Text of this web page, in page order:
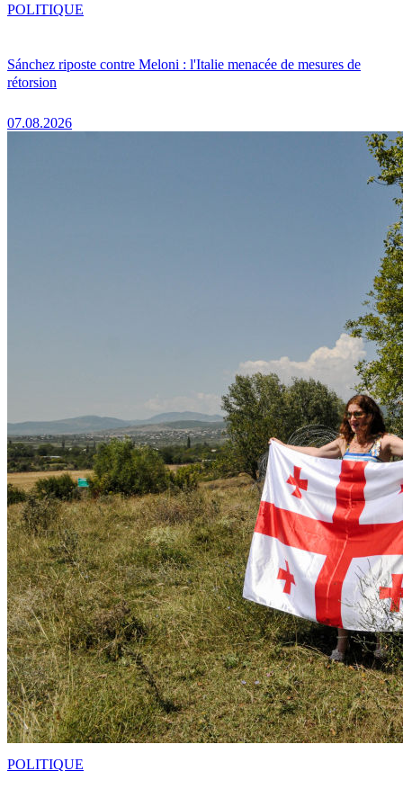
Sánchez riposte contre Meloni : l'Italie menacée de mesures de
rétorsion
07.08.2026
POLITIQUE
POLITIQUE